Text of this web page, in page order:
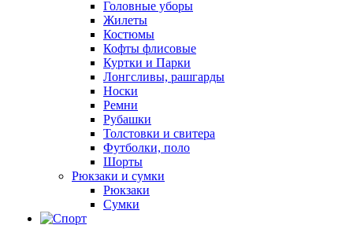
Головные уборы
Жилеты
Костюмы
Кофты флисовые
Куртки и Парки
Лонгсливы, рашгарды
Носки
Ремни
Рубашки
Толстовки и свитера
Футболки, поло
Шорты
Рюкзаки и сумки
Рюкзаки
Сумки